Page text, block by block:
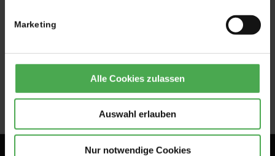
Marketing
Alle Cookies zulassen
Auswahl erlauben
Nur notwendige Cookies